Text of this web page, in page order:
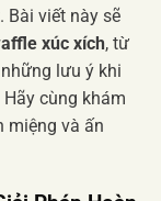
Bài viết này sẽ
xúc xích, từ
lưu ý khi
cùng khám
miệng và ấn